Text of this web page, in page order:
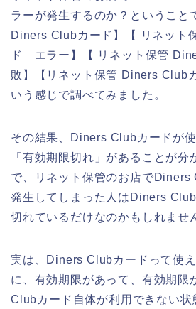
ラーが発生するのか？ということ
Diners Clubカード】【 リネット
ド エラー】【 リネット保管
敗】【リネット保管 Diners Club
いう感じで調べてみました。
その結果、Diners Clubカードが
「有効期限切れ」があることが分
で、リネット保管のお店でDiners
発生してしまった人はDiners
切れているだけなのかもしれませ
実は、Diners Clubカードって使
に、有効期限があって、有効期限
Clubカード自体が利用できない状